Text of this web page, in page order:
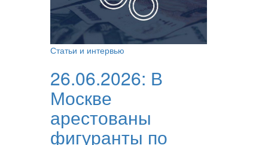
Статьи и интервью
26.06.2026: В
Москве
арестованы
фигуранты по